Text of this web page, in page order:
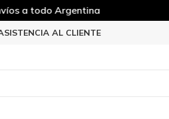
AL CLIENTE
a todo Argentina